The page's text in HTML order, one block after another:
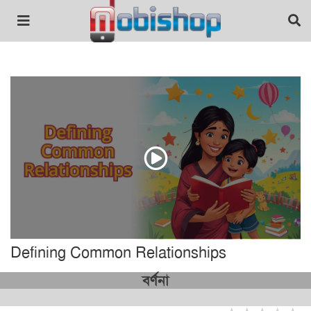
Defining Common Relationships
বর্ণনা